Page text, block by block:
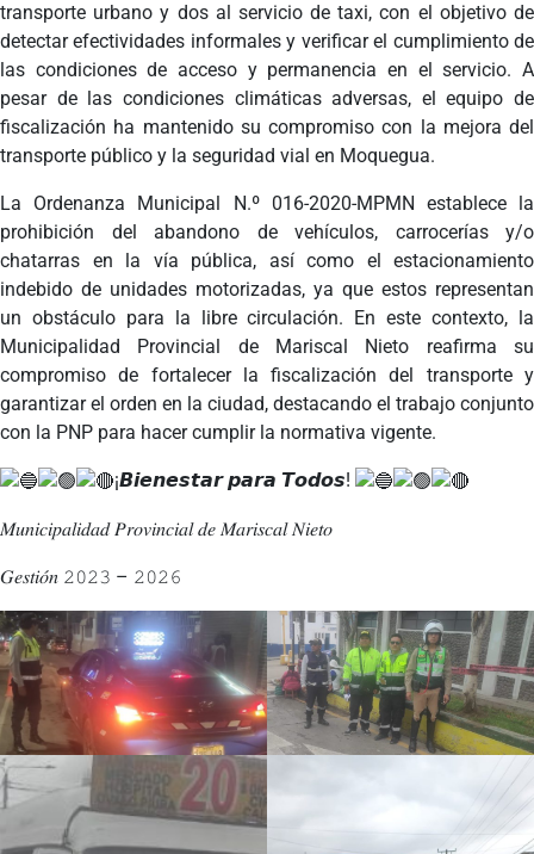
transporte urbano y dos al servicio de taxi, con el objetivo de
detectar efectividades informales y verificar el cumplimiento de
las condiciones de acceso y permanencia en el servicio. A
pesar de las condiciones climáticas adversas, el equipo de
fiscalización ha mantenido su compromiso con la mejora del
transporte público y la seguridad vial en Moquegua.
La Ordenanza Municipal N.º 016-2020-MPMN establece la
prohibición del abandono de vehículos, carrocerías y/o
chatarras en la vía pública, así como el estacionamiento
indebido de unidades motorizadas, ya que estos representan
un obstáculo para la libre circulación. En este contexto, la
Municipalidad Provincial de Mariscal Nieto reafirma su
compromiso de fortalecer la fiscalización del transporte y
garantizar el orden en la ciudad, destacando el trabajo conjunto
con la PNP para hacer cumplir la normativa vigente.
¡𝘽𝙞𝙚𝙣𝙚𝙨𝙩𝙖𝙧 𝙥𝙖𝙧𝙖 𝙏𝙤𝙙𝙤𝙨!
𝑀𝑢𝑛𝑖𝑐𝑖𝑝𝑎𝑙𝑖𝑑𝑎𝑑 𝑃𝑟𝑜𝑣𝑖𝑛𝑐𝑖𝑎𝑙 𝑑𝑒 𝑀𝑎𝑟𝑖𝑠𝑐𝑎𝑙 𝑁𝑖𝑒𝑡𝑜
𝐺𝑒𝑠𝑡𝑖𝑜́𝑛 𝟸𝟶𝟸𝟹 – 𝟸𝟶𝟸𝟼